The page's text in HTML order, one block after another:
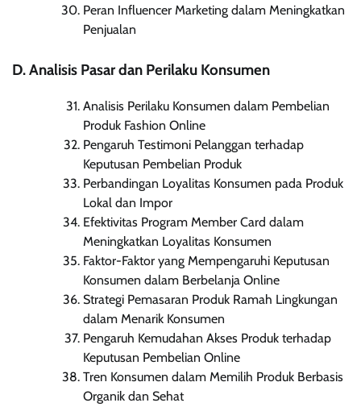
Peran Influencer Marketing dalam Meningkatkan
Penjualan
D. Analisis Pasar dan Perilaku Konsumen
Analisis Perilaku Konsumen dalam Pembelian
Produk Fashion Online
Pengaruh Testimoni Pelanggan terhadap
Keputusan Pembelian Produk
Perbandingan Loyalitas Konsumen pada Produk
Lokal dan Impor
Efektivitas Program Member Card dalam
Meningkatkan Loyalitas Konsumen
Faktor-Faktor yang Mempengaruhi Keputusan
Konsumen dalam Berbelanja Online
Strategi Pemasaran Produk Ramah Lingkungan
dalam Menarik Konsumen
Pengaruh Kemudahan Akses Produk terhadap
Keputusan Pembelian Online
Tren Konsumen dalam Memilih Produk Berbasis
Organik dan Sehat